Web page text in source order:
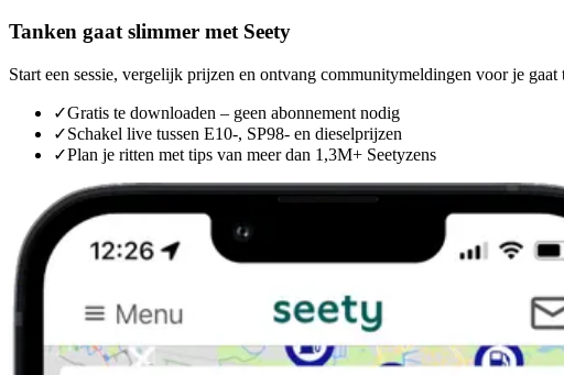
Tanken gaat slimmer met Seety
Start een sessie, vergelijk prijzen en ontvang communitymeldingen voor je gaat
✓Gratis te downloaden – geen abonnement nodig
✓Schakel live tussen E10-, SP98- en dieselprijzen
✓Plan je ritten met tips van meer dan 1,3M+ Seetyzens